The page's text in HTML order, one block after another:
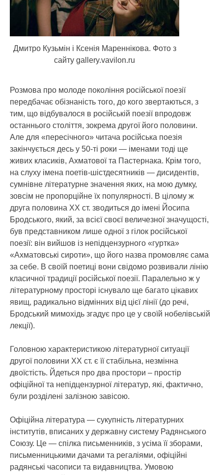
Дмитро Кузьмін і Ксенія Мареннікова. Фото з
сайту gallery.vavilon.ru
Розмова про молоде покоління російської поезії
передбачає обізнаність того, до кого звертаються, з
тим, що відбувалося в російській поезії впродовж
останнього століття, зокрема другої його половини.
Але для «пересічного» читача російська поезія
закінчується десь у 50-ті роки — іменами тоді ще
живих класиків, Ахматової та Пастернака. Крім того,
на слуху імена поетів-шістдесятників — дисидентів,
сумнівне літературне значення яких, на мою думку,
зовсім не пропорційне їх популярності. В цілому ж
друга половина ХХ ст. зводиться до імені Йосипа
Бродського, який, за всієї своєї величезної значущості,
був представником лише одної з гілок російської
поезії: він вийшов із непідцензурного «гуртка»
«Ахматовські сироти», що його назва промовляє сама
за себе. В своїй поетиці вони свідомо розвивали лінію
класичної традиції російської поезії. Паралельно ж у
літературному просторі існувало ще багато цікавих
явищ, радикально відмінних від цієї лінії (до речі,
Бродський мимохідь згадує про це у своїй нобелівській
лекції).
Головною характеристикою літературної ситуації
другої половини ХХ ст. є її стабільна, незмінна
двоїстість. Йдеться про два простори – простір
офіційної та непідцензурної літератур, які, фактично,
були розділені залізною завісою.
Офіційна література — сукупність літературних
інститутів, вписаних у державну систему Радянського
Союзу. Це — спілка письменників, з усіма її зборами,
письменницькими дачами та регаліями, офіційні
радянські часописи та видавництва. Умовою